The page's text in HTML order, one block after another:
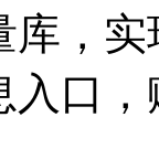
，
入口